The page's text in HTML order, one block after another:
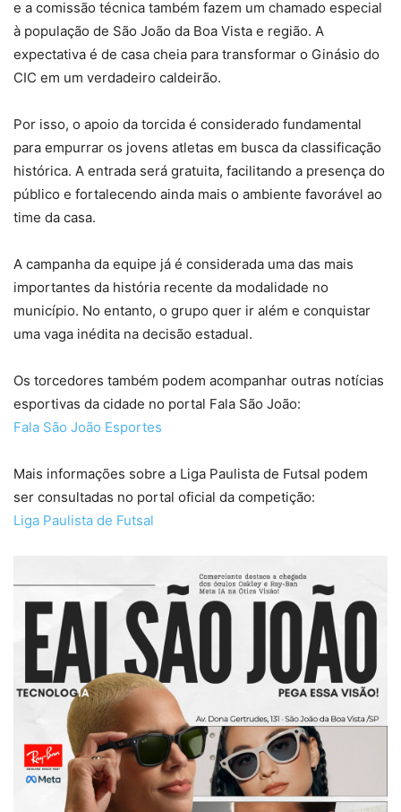
e a comissão técnica também fazem um chamado especial
à população de São João da Boa Vista e região. A
expectativa é de casa cheia para transformar o Ginásio do
CIC em um verdadeiro caldeirão.
Por isso, o apoio da torcida é considerado fundamental
para empurrar os jovens atletas em busca da classificação
histórica. A entrada será gratuita, facilitando a presença do
público e fortalecendo ainda mais o ambiente favorável ao
time da casa.
A campanha da equipe já é considerada uma das mais
importantes da história recente da modalidade no
município. No entanto, o grupo quer ir além e conquistar
uma vaga inédita na decisão estadual.
Os torcedores também podem acompanhar outras notícias
esportivas da cidade no portal Fala São João:
Fala São João Esportes
Mais informações sobre a Liga Paulista de Futsal podem
ser consultadas no portal oficial da competição:
Liga Paulista de Futsal